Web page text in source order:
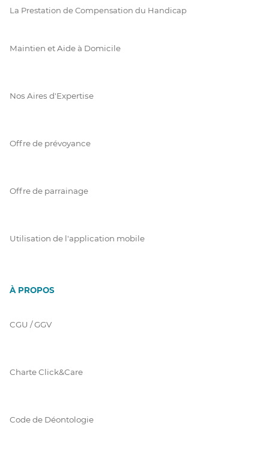
La Prestation de Compensation du Handicap
Maintien et Aide à Domicile
Nos Aires d'Expertise
Offre de prévoyance
Offre de parrainage
Utilisation de l'application mobile
À PROPOS
CGU / GGV
Charte Click&Care
Code de Déontologie